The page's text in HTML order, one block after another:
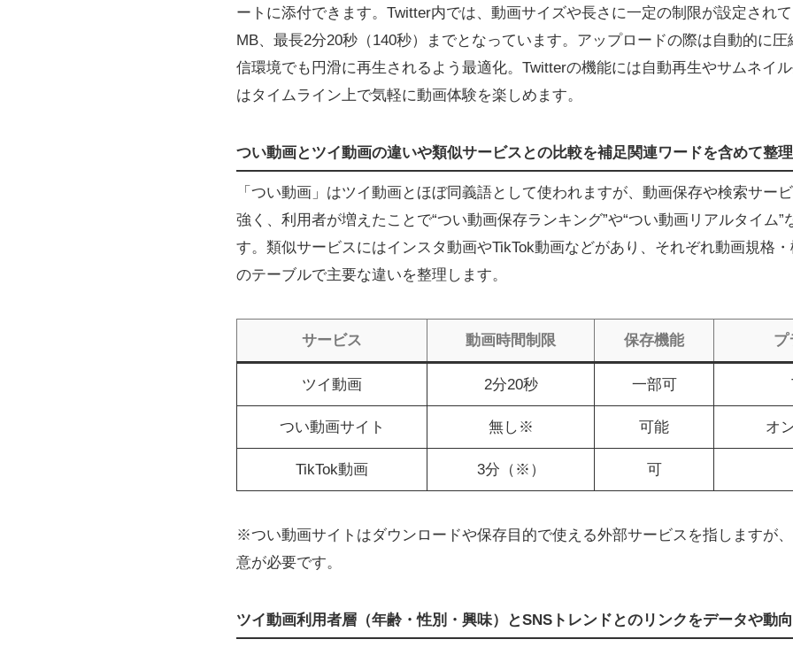
ートに添付できます。Twitter内では、動画サイズや長さに一定の制限が設定され
MB、最長2分20秒（140秒）までとなっています。アップロードの際は自動的に
信環境でも円滑に再生されるよう最適化。Twitterの機能には自動再生やサムネイ
はタイムライン上で気軽に動画体験を楽しめます。
つい動画とツイ動画の違いや類似サービスとの比較を補足関連ワードを含めて整理
「つい動画」はツイ動画とほぼ同義語として使われますが、動画保存や検索サー
強く、利用者が増えたことで“つい動画保存ランキング”や“つい動画リアルタイム
す。類似サービスにはインスタ動画やTikTok動画などがあり、それぞれ動画規格
のテーブルで主要な違いを整理します。
サービス 動画時間制限 保存機能 プ
ツイ動画 2分20秒 一部可
つい動画サイト 無し※ 可能 オ
TikTok動画 3分（※） 可
※つい動画サイトはダウンロードや保存目的で使える外部サービスを指しますが
意が必要です。
ツイ動画利用者層（年齢・性別・興味）とSNSトレンドとのリンクをデータや動